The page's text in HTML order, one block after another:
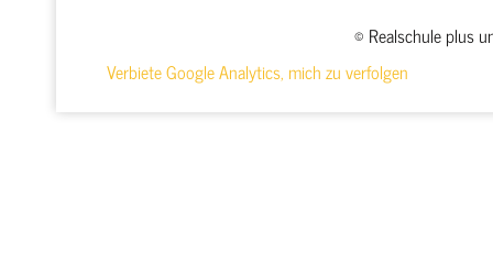
© Realschule plus
Verbiete Google Analytics, mich zu verfolgen